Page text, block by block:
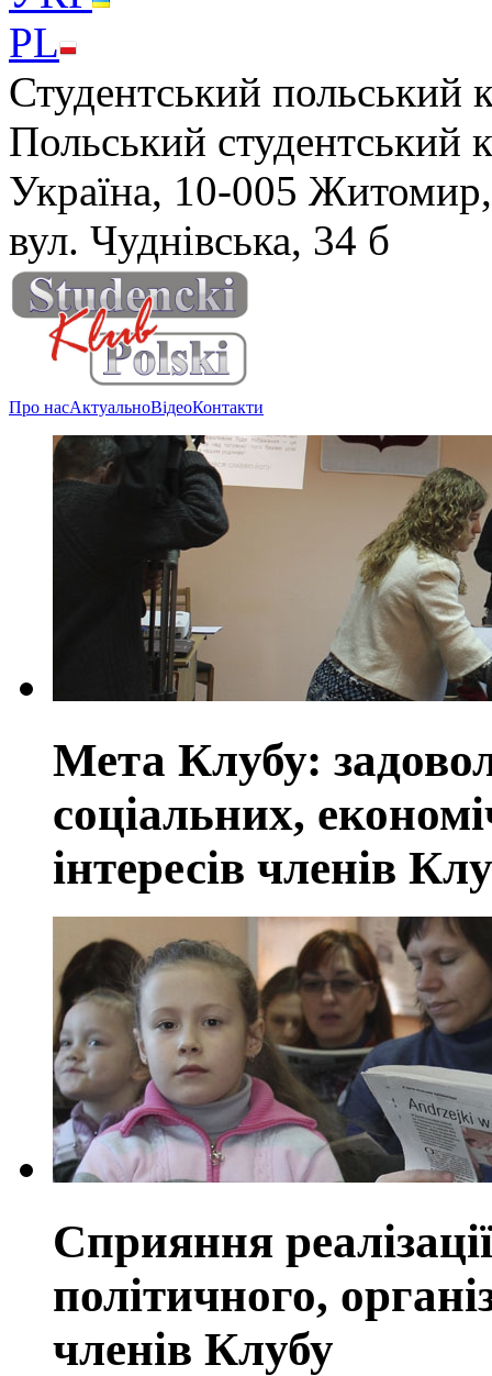
PL
Студентський польський
Польський студентський
Україна, 10-005 Житомир,
вул. Чуднівська, 34 б
Про насАктуальноВідеоКонтакти
Мета Клубу:
соціальних,
інтересів членів
Сприяння
політичного,
членів Клубу